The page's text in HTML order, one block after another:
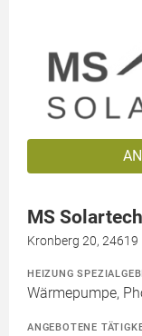
MS
Kronberg 20, 24619
HEIZUNG
Wärmepumpe,
ANGEBOTENE